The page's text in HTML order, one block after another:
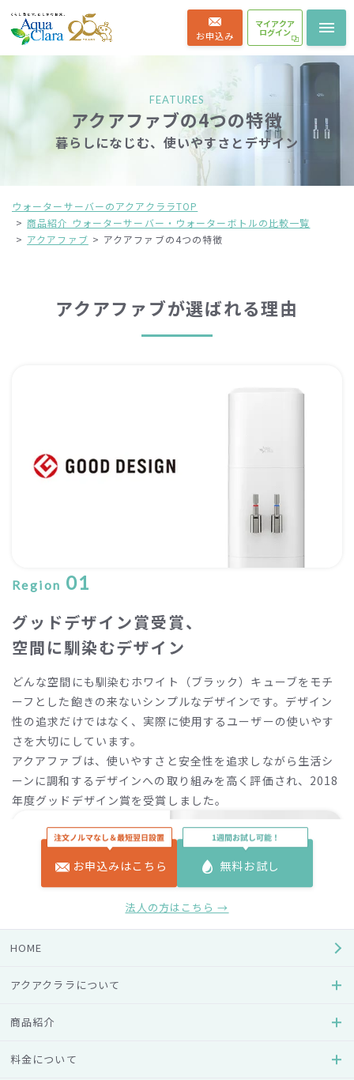
お申込み
マイアクア
ログイン
FEATURES
アクアファブの4つの特徴
暮らしになじむ、使いやすさとデザイン
ウォーターサーバーのアクアクララTOP
商品紹介 ウォーターサーバー・ウォーターボトルの比較一覧
アクアファブ
アクアファブの4つの特徴
アクアファブが選ばれる理由
Region 01
グッドデザイン賞受賞、
空間に馴染むデザイン
どんな空間にも馴染むホワイト（ブラック）キューブをモチ
ーフとした飽きの来ないシンプルなデザインです。デザイン
性の追求だけではなく、実際に使用するユーザーの使いやす
さを大切にしています。
アクアファブは、使いやすさと安全性を追求しながら生活シ
ーンに調和するデザインへの取り組みを高く評価され、2018
年度グッドデザイン賞を受賞しました。
Region
毎日使いやすい、
お申込みはこちら 無料お試し
法人の方はこちら →
HOME
アクアクララについて
商品紹介
料金について